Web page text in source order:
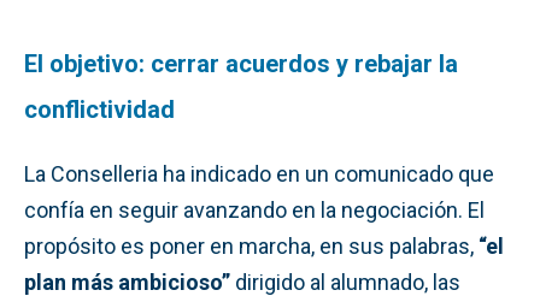
El objetivo: cerrar acuerdos y rebajar la
conflictividad
La Conselleria ha indicado en un comunicado que
confía en seguir avanzando en la negociación. El
propósito es poner en marcha, en sus palabras, “el
plan más ambicioso” dirigido al alumnado, las